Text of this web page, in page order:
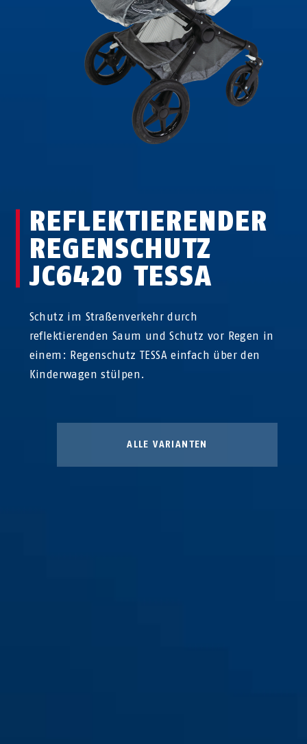
REFLEKTIERENDER
REGENSCHUTZ
JC6420 TESSA
Schutz im Straßenverkehr durch
reflektierenden Saum und Schutz vor Regen in
einem: Regenschutz TESSA einfach über den
Kinderwagen stülpen.
ALLE VARIANTEN